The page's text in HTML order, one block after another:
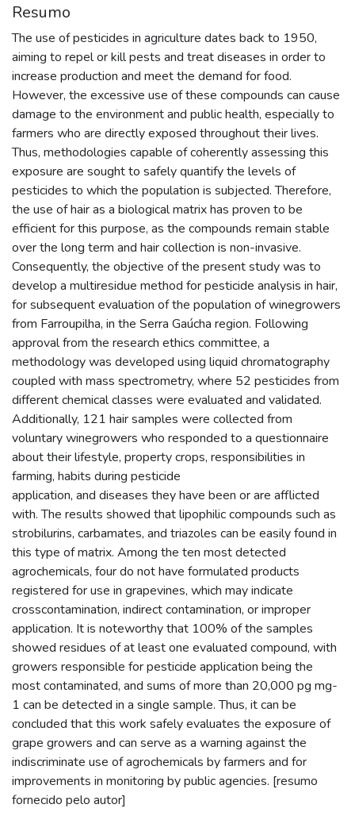
Resumo
The use of pesticides in agriculture dates back to 1950,
aiming to repel or kill pests and treat diseases in order to
increase production and meet the demand for food.
However, the excessive use of these compounds can cause
damage to the environment and public health, especially to
farmers who are directly exposed throughout their lives.
Thus, methodologies capable of coherently assessing this
exposure are sought to safely quantify the levels of
pesticides to which the population is subjected. Therefore,
the use of hair as a biological matrix has proven to be
efficient for this purpose, as the compounds remain stable
over the long term and hair collection is non-invasive.
Consequently, the objective of the present study was to
develop a multiresidue method for pesticide analysis in hair,
for subsequent evaluation of the population of winegrowers
from Farroupilha, in the Serra Gaúcha region. Following
approval from the research ethics committee, a
methodology was developed using liquid chromatography
coupled with mass spectrometry, where 52 pesticides from
different chemical classes were evaluated and validated.
Additionally, 121 hair samples were collected from
voluntary winegrowers who responded to a questionnaire
about their lifestyle, property crops, responsibilities in
farming, habits during pesticide
application, and diseases they have been or are afflicted
with. The results showed that lipophilic compounds such as
strobilurins, carbamates, and triazoles can be easily found in
this type of matrix. Among the ten most detected
agrochemicals, four do not have formulated products
registered for use in grapevines, which may indicate
crosscontamination, indirect contamination, or improper
application. It is noteworthy that 100% of the samples
showed residues of at least one evaluated compound, with
growers responsible for pesticide application being the
most contaminated, and sums of more than 20,000 pg mg-
1 can be detected in a single sample. Thus, it can be
concluded that this work safely evaluates the exposure of
grape growers and can serve as a warning against the
indiscriminate use of agrochemicals by farmers and for
improvements in monitoring by public agencies. [resumo
fornecido pelo autor]